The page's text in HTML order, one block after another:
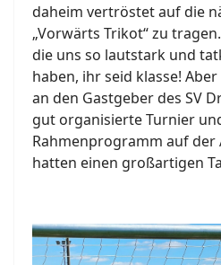
daheim vertröstet auf die
„Vorwärts Trikot“ zu
die uns so lautstark und
haben, ihr seid klasse!
an den Gastgeber des SV
gut organisierte Turnier
Rahmenprogramm auf der
hatten einen großartigen